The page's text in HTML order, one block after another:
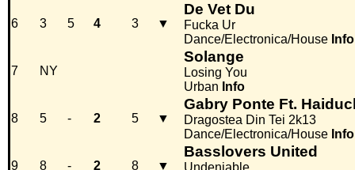
6 3 5 4 3 ▼
De Vet Du
Fucka Ur
Dance/Electronica/House Info
7 NY
Solange
Losing You
Urban Info
8 5 - 2 5 ▼
Gabry Ponte Ft.
Dragostea Din Tei 2k13
Dance/Electronica/House Info
9 8 - 2 8 ▼
Basslovers United